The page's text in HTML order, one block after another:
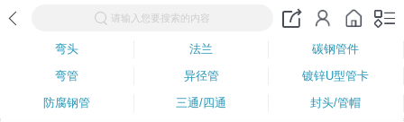
请输入您要搜索的内容
弯头 法兰
碳钢管件
弯管
异径管
镀锌U型管卡
防腐钢管
三通/四通
封头/管帽